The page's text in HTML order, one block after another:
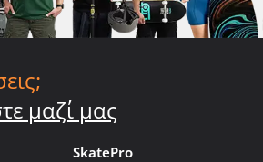
μαζί μας
SkatePro